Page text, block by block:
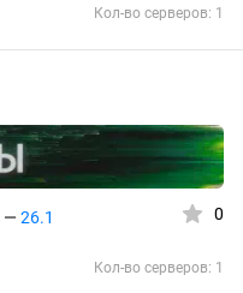
Кол-во серверов: 1
— 26.1 0
Кол-во серверов: 1